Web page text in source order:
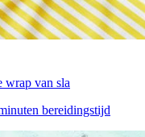
wrap van sla
bereidingstijd